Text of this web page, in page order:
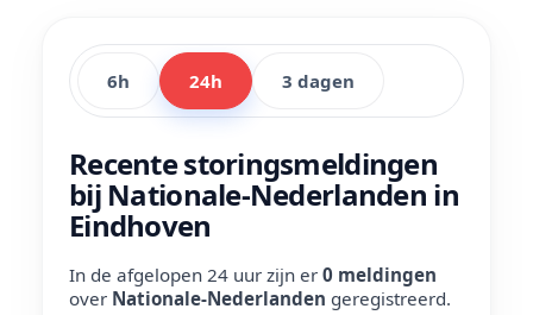
6h 24h 3 dagen
Recente storingsmeldingen
bij Nationale-Nederlanden in
Eindhoven
In de afgelopen 24 uur zijn er 0 meldingen
over Nationale-Nederlanden geregistreerd.